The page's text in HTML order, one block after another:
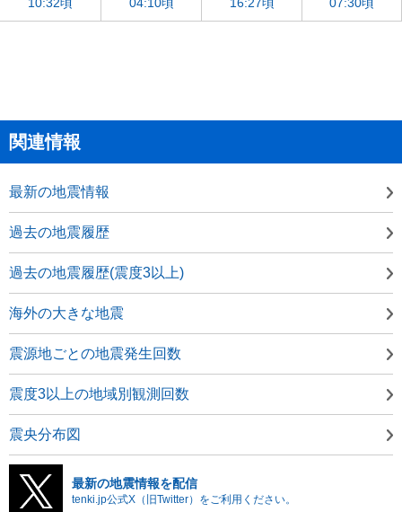
関連情報
最新の地震情報
過去の地震履歴
過去の地震履歴(震度3以上)
海外の大きな地震
震源地ごとの地震発生回数
震度3以上の地域別観測回数
震央分布図
最新の地震情報を配信
tenki.jp公式X（旧Twitter）をご利用ください。